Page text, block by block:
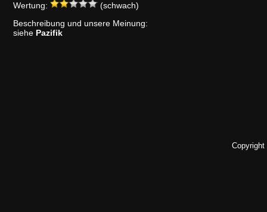
Wertung:
(schwach)
Beschreibung und unsere Meinung:
siehe Pazifik